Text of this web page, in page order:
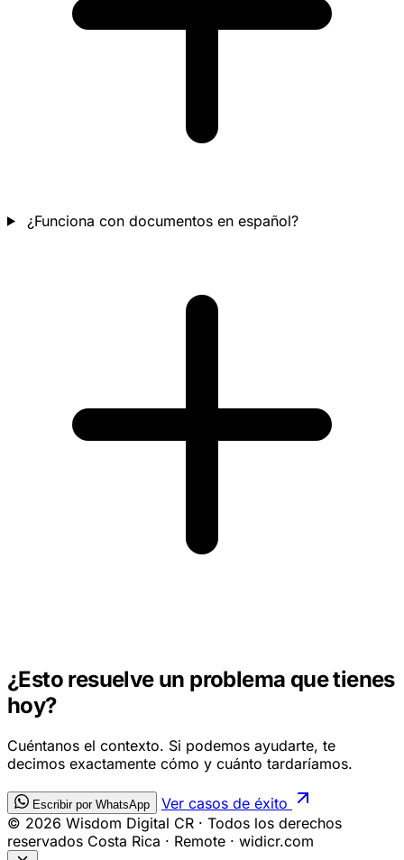
¿Funciona con documentos en español?
¿Esto resuelve un problema que tienes
hoy?
Cuéntanos el contexto. Si podemos ayudarte, te
decimos exactamente cómo y cuánto tardaríamos.
Escribir por WhatsApp
Ver casos de éxito
© 2026 Wisdom Digital CR · Todos los derechos
reservados Costa Rica · Remote · widicr.com